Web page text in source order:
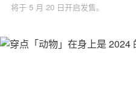
将于 5 月 20 日开启发售。